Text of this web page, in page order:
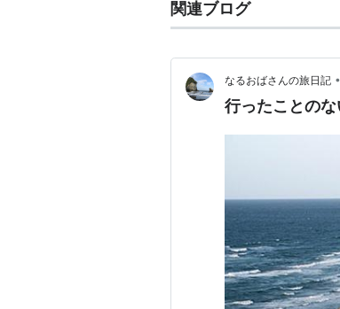
関連ブログ
なるおばさんの旅日記 •
行ったことの